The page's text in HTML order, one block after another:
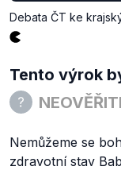
Debata ČT ke
Tento výrok
Nemůžeme se
zdravotní stav